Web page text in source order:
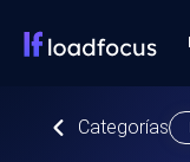
Categorías